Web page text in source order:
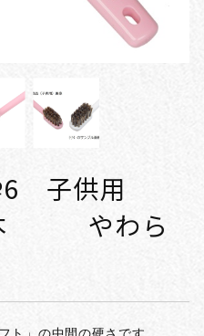
子供用
本 やわら